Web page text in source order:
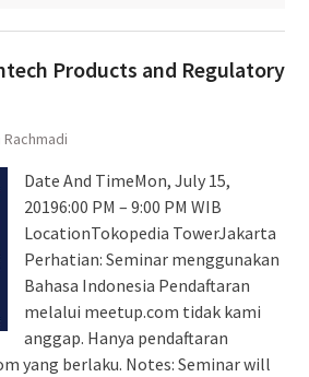
Products and Regulatory
Rachmadi
Date And TimeMon, July 15,
20196:00 PM – 9:00 PM WIB
LocationTokopedia TowerJakarta
Perhatian: Seminar menggunakan
Bahasa Indonesia Pendaftaran
melalui meetup.com tidak kami
anggap. Hanya pendaftaran
yang berlaku. Notes: Seminar will